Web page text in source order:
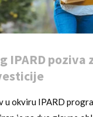
IPARD poziva
okviru IPARD